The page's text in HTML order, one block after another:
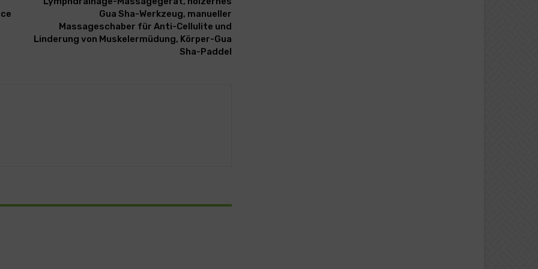
Gua Sha-Werkzeug, manueller
Massageschaber für Anti-Cellulite und
Linderung von Muskelermüdung, Körper-Gua
Sha-Paddel